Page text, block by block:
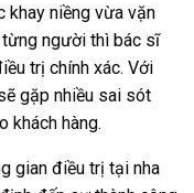
khay niềng vừa vặn
người thì bác sĩ
trị chính xác. Với
gặp nhiều sai sót
khách hàng.
gian điều trị tại nha